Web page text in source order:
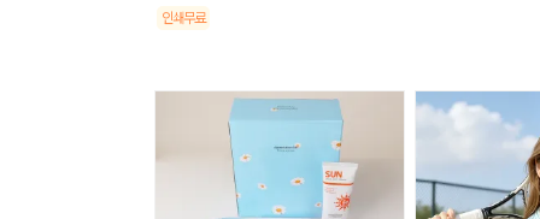
인쇄무료